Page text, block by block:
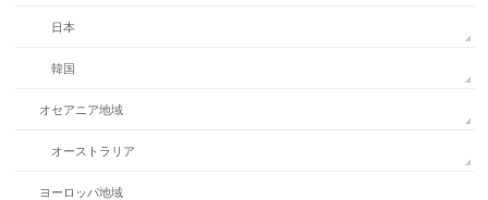
日本
韓国
オセアニア地域
オーストラリア
ヨーロッパ地域